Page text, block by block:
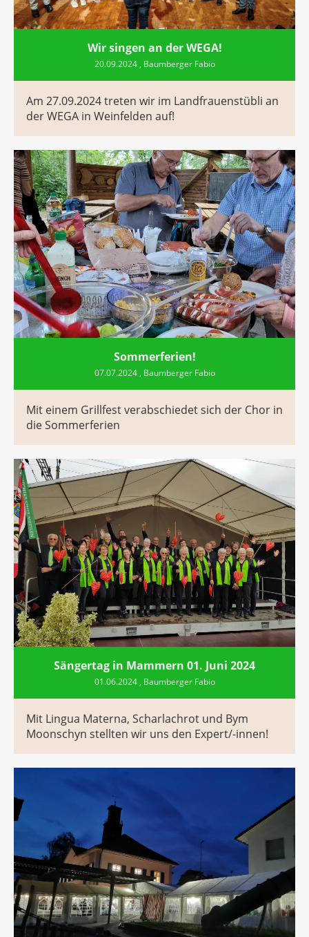
Wir singen an der WEGA!
20.09.2024, Baumberger Fabio
Am 27.09.2024 treten wir im Landfrauenstübli an
der WEGA in Weinfelden auf!
Sommerferien!
07.07.2024, Baumberger Fabio
Mit einem Grillfest verabschiedet sich der Chor in
die Sommerferien
Sängertag in Mammern 01. Juni 2024
01.06.2024, Baumberger Fabio
Mit Lingua Materna, Scharlachrot und Bym
Moonschyn stellten wir uns den Expert/-innen!